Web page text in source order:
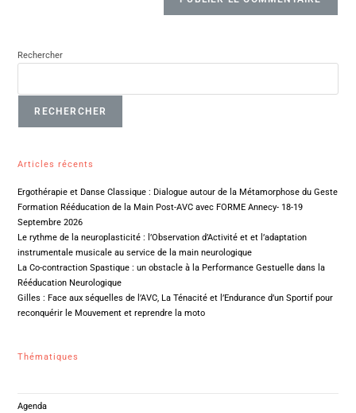
Rechercher
RECHERCHER
Articles récents
Ergothérapie et Danse Classique : Dialogue autour de la Métamorphose du Geste
Formation Rééducation de la Main Post-AVC avec FORME Annecy- 18-19
Septembre 2026
Le rythme de la neuroplasticité : l’Observation d’Activité et et l’adaptation
instrumentale musicale au service de la main neurologique
La Co-contraction Spastique : un obstacle à la Performance Gestuelle dans la
Rééducation Neurologique
Gilles : Face aux séquelles de l’AVC, La Ténacité et l’Endurance d’un Sportif pour
reconquérir le Mouvement et reprendre la moto
Thématiques
Agenda